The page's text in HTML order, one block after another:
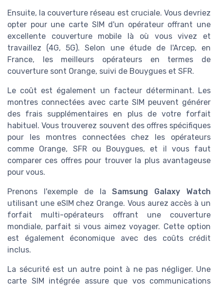
Ensuite, la couverture réseau est cruciale. Vous devriez
opter pour une carte SIM d'un opérateur offrant une
excellente couverture mobile là où vous vivez et
travaillez (4G, 5G). Selon une étude de l'Arcep, en
France, les meilleurs opérateurs en termes de
couverture sont Orange, suivi de Bouygues et SFR.
Le coût est également un facteur déterminant. Les
montres connectées avec carte SIM peuvent générer
des frais supplémentaires en plus de votre forfait
habituel. Vous trouverez souvent des offres spécifiques
pour les montres connectées chez les opérateurs
comme Orange, SFR ou Bouygues, et il vous faut
comparer ces offres pour trouver la plus avantageuse
pour vous.
Prenons l'exemple de laSamsung Galaxy Watch
utilisant une eSIM chez Orange. Vous aurez accès à un
forfait multi-opérateurs offrant une couverture
mondiale, parfait si vous aimez voyager. Cette option
est également économique avec des coûts crédit
inclus.
La sécurité est un autre point à ne pas négliger. Une
carte SIM intégrée assure que vos communications